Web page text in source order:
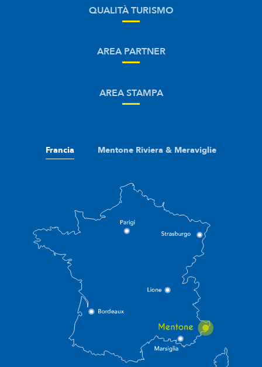
QUALITÀ TURISMO
AREA PARTNER
AREA STAMPA
Francia Mentone Riviera & Meraviglie